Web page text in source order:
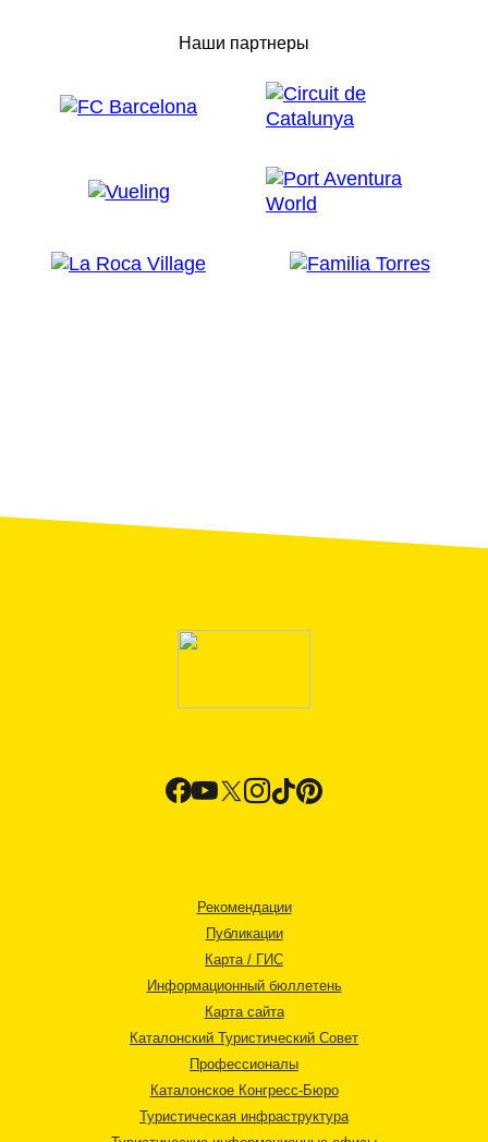
Наши партнеры
Рекомендации
Публикации
Карта / ГИС
Информационный бюллетень
Карта сайта
Каталонский Туристический Совет
Профессионалы
Каталонское Конгресс-Бюро
Туристическая инфраструктура